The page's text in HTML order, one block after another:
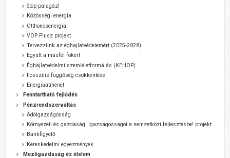
Stop palagáz!
Közösségi energia
Otthonosenergia
VOP Plusz projekt
Tervezzünk az éghajlatvédelemért (2025-2028)
Együtt a másfél fokért
Éghajlatvédelmi szemléletformálás (KEHOP)
Fosszilis függőség csökkentése
Energiaátmenet
Fenntartható fejlődés
Pénzrendszerváltás
Adóigazságosság
Környezeti és gazdasági igazságosságot a nemzetközi fejlesztésbe! projekt
Bankfigyelő
Kereskedelmi egyezmények
Mezőgazdaság és élelem